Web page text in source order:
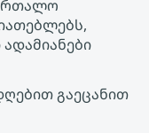
გაეცანით